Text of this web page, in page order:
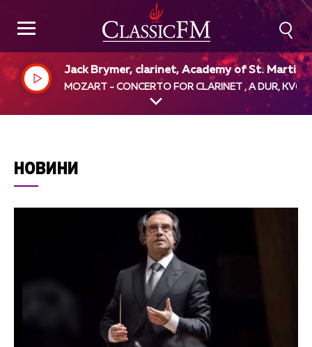
Jack Brymer, clarinet, Academy of St. Martin
the Fields, Neville Marriner, dir
MOZART - CONCERTO FOR CLARINET , A DUR,
НОВИНИ